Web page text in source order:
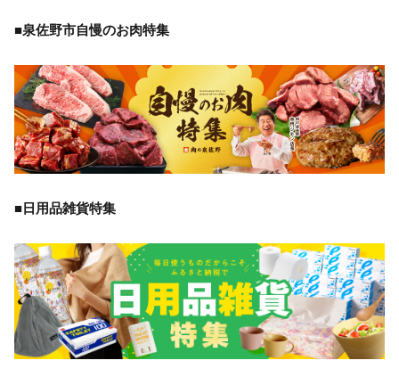
■泉佐野市自慢のお肉特集
■日用品雑貨特集